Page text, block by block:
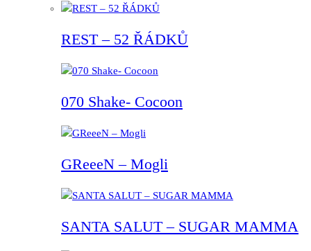
REST – 52 ŘÁDKŮ
070 Shake- Cocoon
GReeeN – Mogli
SANTA SALUT – SUGAR MAMMA